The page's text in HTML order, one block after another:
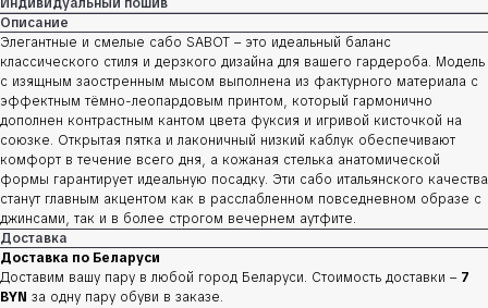
Описание
Элегантные и смелые сабо SABOT – это идеальный баланс
классического стиля и дерзкого дизайна для вашего гардероба. Модель
с изящным заостренным мысом выполнена из фактурного материала с
эффектным тёмно-леопардовым принтом, который гармонично
дополнен контрастным кантом цвета фуксия и игривой кисточкой на
союзке. Открытая пятка и лаконичный низкий каблук обеспечивают
комфорт в течение всего дня, а кожаная стелька анатомической
формы гарантирует идеальную посадку. Эти сабо итальянского качества
станут главным акцентом как в расслабленном повседневном образе с
джинсами, так и в более строгом вечернем аутфите.
Доставка
Доставка по Беларуси
Доставим вашу пару в любой город Беларуси. Стоимость доставки – 7
BYN за одну пару обуви в заказе.